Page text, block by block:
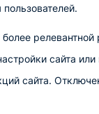
сайта
сайта.